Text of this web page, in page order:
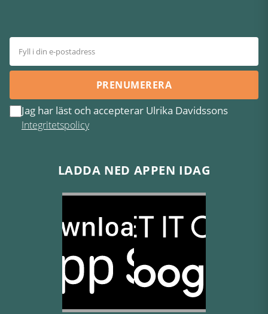
PRENUMERERA
Jag har läst och accepterar Ulrika Davidssons
Integritetspolicy
LADDA NED APPEN IDAG